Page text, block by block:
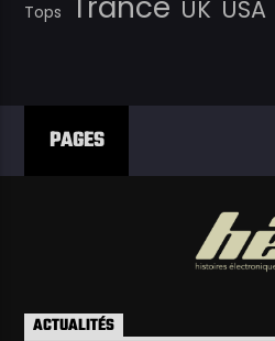
Tops UK USA
PAGES
ACTUALITÉS